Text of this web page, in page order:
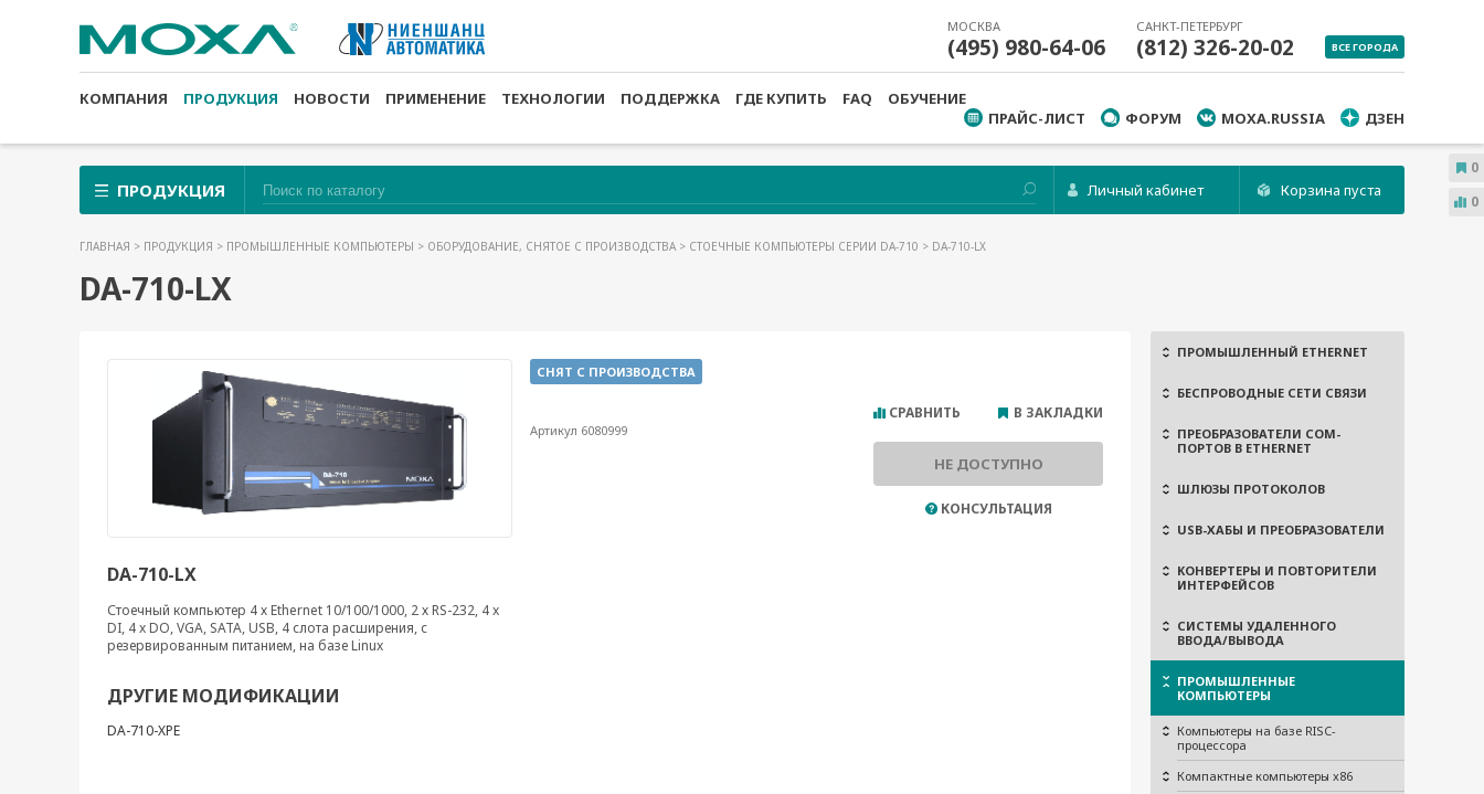
МОСКВА
(495) 980-64-06
САНКТ-ПЕТЕРБУРГ
(812) 326-20-02 ВСЕ ГОРОДА
КОМПАНИЯ ПРОДУКЦИЯ НОВОСТИ ПРИМЕНЕНИЕ ТЕХНОЛОГИИ ПОДДЕРЖКА ГДЕ КУПИТЬ FAQ
ОБУЧЕНИЕ
ПРАЙС-ЛИСТ
ФОРУМ MOXA.RUSSIA ДЗЕН
ПРОДУКЦИЯ Личный кабинет Корзина пуста
ГЛАВНАЯ > ПРОДУКЦИЯ > ПРОМЫШЛЕННЫЕ КОМПЬЮТЕРЫ > ОБОРУДОВАНИЕ, СНЯТОЕ С ПРОИЗВОДСТВА > СТОЕЧНЫЕ КОМПЬЮТЕРЫ СЕРИИ DA-710 > DA-710-LX
DA-710-LX
ПРОМЫШЛЕННЫЙ ETHERNET
БЕСПРОВОДНЫЕ СЕТИ СВЯЗИ
ПРЕОБРАЗОВАТЕЛИ COM-
ПОРТОВ В ETHERNET
ШЛЮЗЫ ПРОТОКОЛОВ
USB-ХАБЫ И ПРЕОБРАЗОВАТЕЛИ
КОНВЕРТЕРЫ И ПОВТОРИТЕЛИ
ИНТЕРФЕЙСОВ
СИСТЕМЫ УДАЛЕННОГО
ВВОДА/ВЫВОДА
ПРОМЫШЛЕННЫЕ
КОМПЬЮТЕРЫ
Компьютеры на базе RISC-
процессора
Компактные компьютеры x86
СНЯТ С ПРОИЗВОДСТВА
Артикул 6080999
СРАВНИТЬ В ЗАКЛАДКИ
НЕ ДОСТУПНО
КОНСУЛЬТАЦИЯ
DA-710-LX
Стоечный компьютер 4 х Ethernet 10/100/1000, 2 х RS-232, 4 x
DI, 4 x DO, VGA, SATA, USB, 4 слота расширения, с
резервированным питанием, на базе Linux
ДРУГИЕ МОДИФИКАЦИИ
DA-710-XPE
0
0